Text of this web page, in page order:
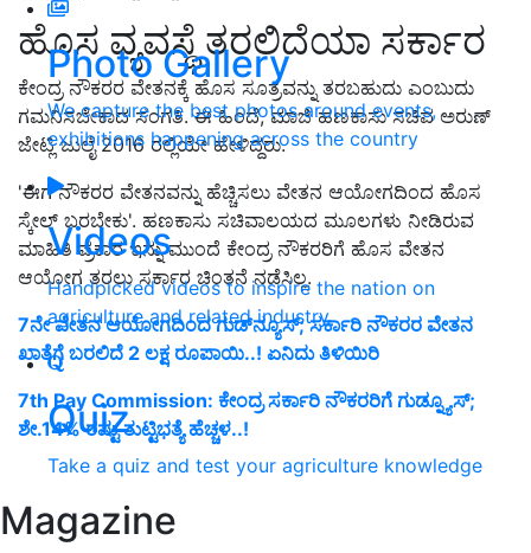
Photo Gallery
We capture the best photos around events,
exhibitions happening across the country
Videos
Handpicked videos to inspire the nation on
agriculture and related industry
Quiz
Take a quiz and test your agriculture knowledge
Magazine
ಹೊಸ ವ್ಯವಸ್ಥೆ ತರಲಿದೆಯಾ ಸರ್ಕಾರ
ಕೇಂದ್ರ ನೌಕರರ ವೇತನಕ್ಕೆ ಹೊಸ ಸೂತ್ರವನ್ನು ತರಬಹುದು ಎಂಬುದು
ಗಮನಿಸಬೇಕಾದ ಸಂಗತಿ. ಈ ಹಿಂದೆ, ಮಾಜಿ ಹಣಕಾಸು ಸಚಿವ ಅರುಣ್
ಜೇಟ್ಲಿ ಜುಲೈ 2016 ರಲ್ಲಿಯೇ ಹೇಳಿದ್ದರು.
'ಈಗ ನೌಕರರ ವೇತನವನ್ನು ಹೆಚ್ಚಿಸಲು ವೇತನ ಆಯೋಗದಿಂದ ಹೊಸ
ಸ್ಕೇಲ್ ಬರಬೇಕು'. ಹಣಕಾಸು ಸಚಿವಾಲಯದ ಮೂಲಗಳು ನೀಡಿರುವ
ಮಾಹಿತಿ ಪ್ರಕಾರ ಇನ್ನು ಮುಂದೆ ಕೇಂದ್ರ ನೌಕರರಿಗೆ ಹೊಸ ವೇತನ
ಆಯೋಗ ತರಲು ಸರ್ಕಾರ ಚಿಂತನೆ ನಡೆಸಿಲ್ಲ.
7ನೇ ವೇತನ ಆಯೋಗದಿಂದ ಗುಡ್‌ನ್ಯೂಸ್‌; ಸರ್ಕಾರಿ ನೌಕರರ ವೇತನ
ಖಾತೆಗೆ ಬರಲಿದೆ 2 ಲಕ್ಷ ರೂಪಾಯಿ..! ಏನಿದು ತಿಳಿಯಿರಿ
7th Pay Commission: ಕೇಂದ್ರ ಸರ್ಕಾರಿ ನೌಕರರಿಗೆ ಗುಡ್ನ್ಯೂಸ್;
ಶೇ.14% ರಷ್ಟು ತುಟ್ಟಿಭತ್ಯೆ ಹೆಚ್ಚಳ..!